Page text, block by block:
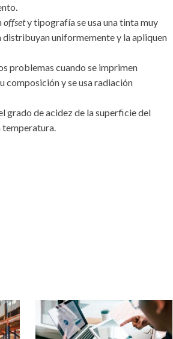
offsety tipografía se usa una tinta muy
uniformemente y la apliquen
problemas cuando se imprimen
composición y se usa radiación
grado de acidez de la superficie del
temperatura.